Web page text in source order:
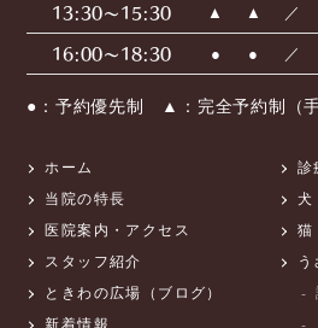
13:30〜15:30 ▲ ▲ ／
16:00〜18:30 ● ● ／
●：予約優先制 ▲：完全予約制（手
ホーム
当院の特長
医院案内・アクセス
スタッフ紹介
ときわの広場（ブログ）
新着情報
診
犬
猫
う